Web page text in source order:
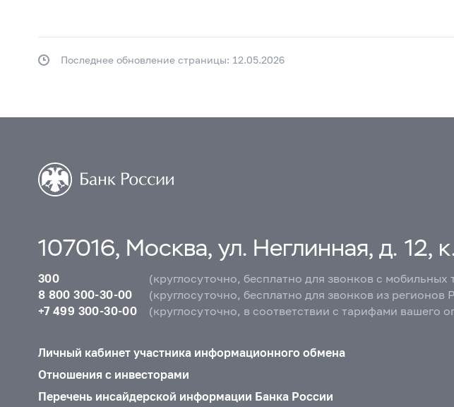
Последнее обновление страницы: 12.05.2026
107016, Москва, ул. Неглинная, д. 12,
300
(круглосуточно, бесплатно для звонков с мобильных
8 800 300-30-00
(круглосуточно, бесплатно для звонков из регионов
+7 499 300-30-00
(круглосуточно, в соответствии с тарифами вашего
Личный кабинет участника информационного обмена
Отношения с инвесторами
Перечень инсайдерской информации Банка России